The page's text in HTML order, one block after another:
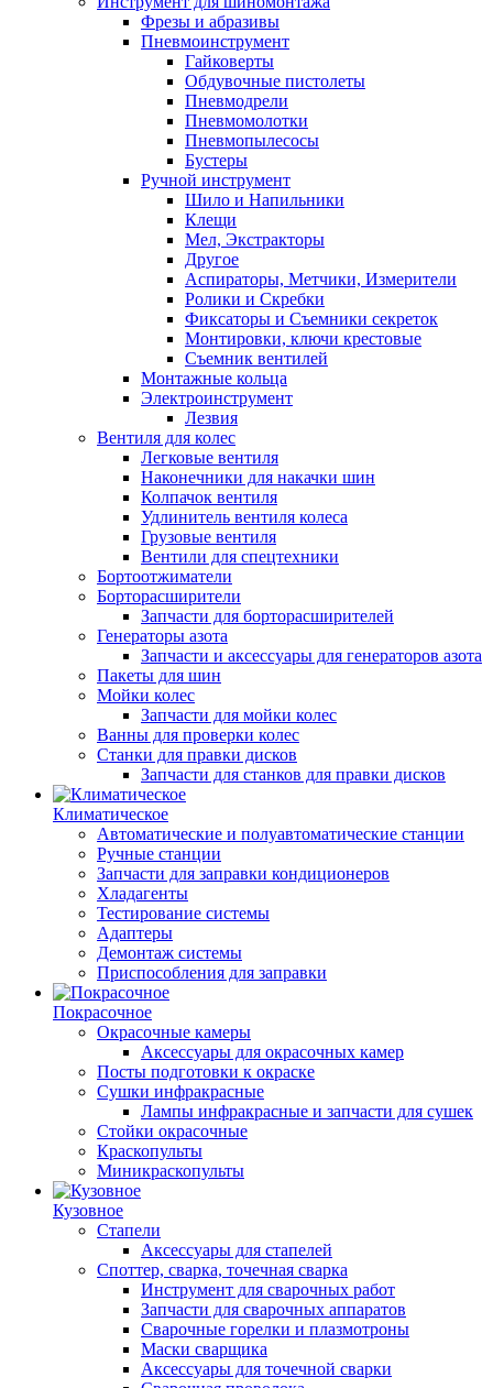
Фрезы и абразивы
Пневмоинструмент
Гайковерты
Обдувочные пистолеты
Пневмодрели
Пневмомолотки
Пневмопылесосы
Бустеры
Ручной инструмент
Шило и Напильники
Клещи
Мел, Экстракторы
Другое
Аспираторы, Метчики, Измерители
Ролики и Скребки
Фиксаторы и Съемники секреток
Монтировки, ключи крестовые
Съемник вентилей
Монтажные кольца
Электроинструмент
Лезвия
Вентиля для колес
Легковые вентиля
Наконечники для накачки шин
Колпачок вентиля
Удлинитель вентиля колеса
Грузовые вентиля
Вентили для спецтехники
Бортоотжиматели
Борторасширители
Запчасти для борторасширителей
Генераторы азота
Запчасти и аксессуары для генераторов азота
Пакеты для шин
Мойки колес
Запчасти для мойки колес
Ванны для проверки колес
Станки для правки дисков
Запчасти для станков для правки дисков
Климатическое
Автоматические и полуавтоматические станции
Ручные станции
Запчасти для заправки кондиционеров
Хладагенты
Тестирование системы
Адаптеры
Демонтаж системы
Приспособления для заправки
Покрасочное
Окрасочные камеры
Аксессуары для окрасочных камер
Посты подготовки к окраске
Сушки инфракрасные
Лампы инфракрасные и запчасти для сушек
Стойки окрасочные
Краскопульты
Миникраскопульты
Кузовное
Стапели
Аксессуары для стапелей
Споттер, сварка, точечная сварка
Инструмент для сварочных работ
Запчасти для сварочных аппаратов
Сварочные горелки и плазмотроны
Маски сварщика
Аксессуары для точечной сварки